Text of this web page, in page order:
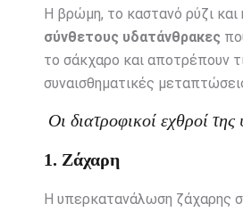
Η βρώμη, το καστανό ρύζι και
σύνθετους υδατάνθρακες
το σάκχαρο και αποτρέπουν
συναισθηματικές
Οι διατροφικοί εχθροί της
1. Ζάχαρη
Η υπερκατανάλωση ζάχαρης